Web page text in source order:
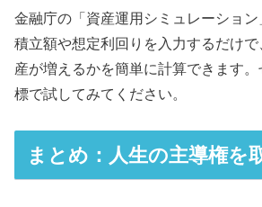
金融庁の「資産運用シミュレーショ
積立額や想定利回りを入力するだけ
産が増えるかを簡単に計算できます。
標で試してみてください。
まとめ：人生の主導権を